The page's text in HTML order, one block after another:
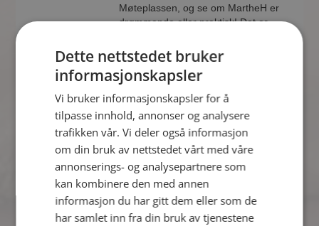
Møteplassen, og se om MartheH er
drømmende eller praktisk! Det er
Silje
41 år fra Eidsvoll i Akershus
Søker mann 36 - 46 år
Som medlem kan du vise deg frem for
Silje og tusener av andre single på
Møteplassen! Ta sjansen og se hvem
som synes du er interessant.
Dette nettstedet bruker
informasjonskapsler
Vi bruker informasjonskapsler for å
tilpasse innhold, annonser og analysere
trafikken vår. Vi deler også informasjon
om din bruk av nettstedet vårt med våre
annonserings- og analysepartnere som
kan kombinere den med annen
informasjon du har gitt dem eller som de
har samlet inn fra din bruk av tjenestene